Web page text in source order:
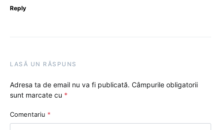
Reply
LASĂ UN RĂSPUNS
Adresa ta de email nu va fi publicată. Câmpurile obligatorii
sunt marcate cu *
Comentariu *